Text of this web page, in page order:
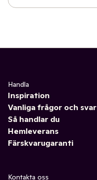
Handla
Inspiration
Vanliga frågor och svar
Så handlar du
Hemleverans
Färskvarugaranti
Kontakta oss